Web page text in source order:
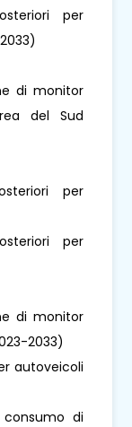
per
di monitor
del Sud
per
per
di monitor
2033)
autoveicoli
consumo di